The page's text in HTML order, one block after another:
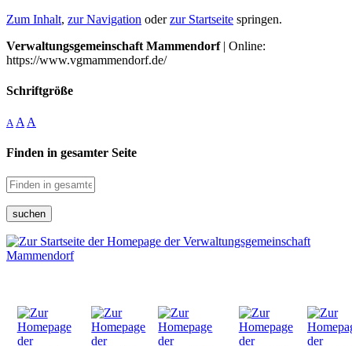
Zum Inhalt, zur Navigation oderzur Startseite springen.
Verwaltungsgemeinschaft Mammendorf| Online:
https://www.vgmammendorf.de/
Schriftgröße
A A A
Finden in gesamter Seite
suchen